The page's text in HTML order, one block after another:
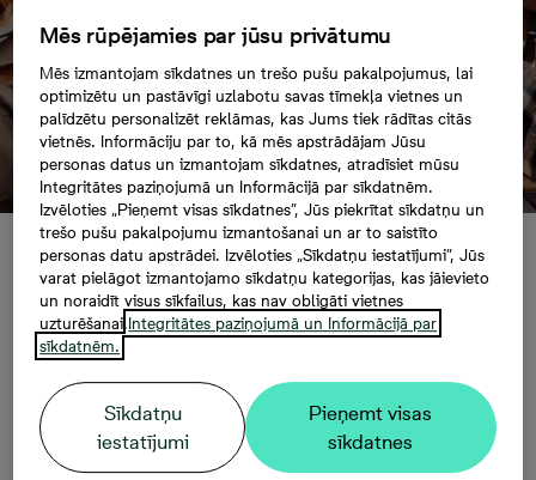
Kas latvietim
vajadzīgs pilnai
laimei?
Mēs rūpējamies par jūsu privātumu
Mēs izmantojam sīkdatnes un trešo pušu pakalpojumus, lai
optimizētu un pastāvīgi uzlabotu savas tīmekļa vietnes un
palīdzētu personalizēt reklāmas, kas Jums tiek rādītas citās
vietnēs. Informāciju par to, kā mēs apstrādājam Jūsu
personas datus un izmantojam sīkdatnes, atradīsiet mūsu
Integritātes paziņojumā un Informācijā par sīkdatnēm.
Izvēloties „Pieņemt visas sīkdatnes”, Jūs piekrītat sīkdatņu un
trešo pušu pakalpojumu izmantošanai un ar to saistīto
personas datu apstrādei. Izvēloties „Sīkdatņu iestatījumi”, Jūs
varat pielāgot izmantojamo sīkdatņu kategorijas, kas jāievieto
un noraidīt visus sīkfailus, kas nav obligāti vietnes
uzturēšanai.Integritātes paziņojumā un Informācijā par
sīkdatnēm.
Sīkdatņu
iestatījumi
Pieņemt visas
sīkdatnes